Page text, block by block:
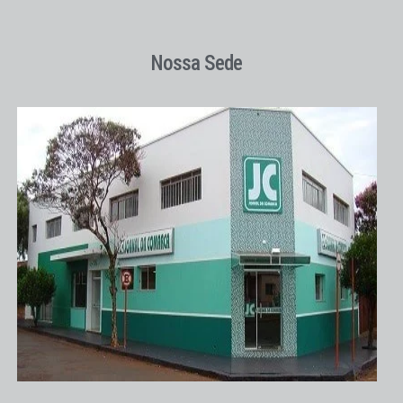
Nossa Sede